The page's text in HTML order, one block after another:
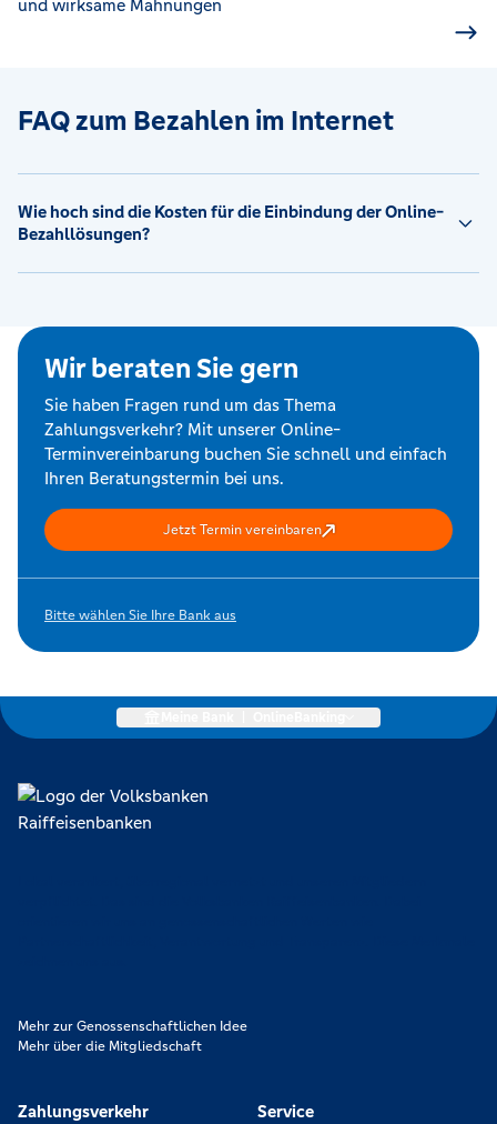
und wirksame Mahnungen
FAQ zum Bezahlen im Internet
Wie hoch sind die Kosten für die Einbindung der Online-
Bezahllösungen?
Wir beraten Sie gern
Sie haben Fragen rund um das Thema
Zahlungsverkehr? Mit unserer Online-
Terminvereinbarung buchen Sie schnell und einfach
Ihren Beratungstermin bei uns.
Jetzt Termin vereinbaren
Bitte wählen Sie Ihre Bank aus
Mehr zur Genossenschaftlichen Idee
Mehr über die Mitgliedschaft
Zahlungsverkehr Service